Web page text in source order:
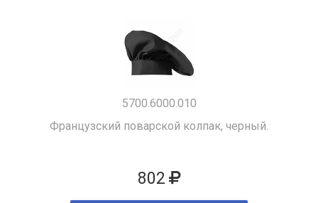
5700.6000.010
Французский поварской колпак, черный.
802